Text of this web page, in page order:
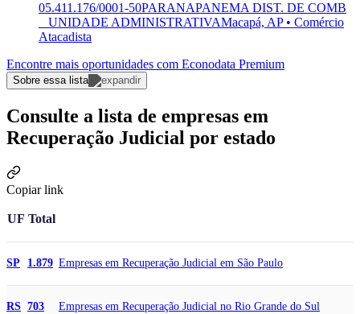
05.411.176/0001-50PARANAPANEMA DIST. DE COMB
_ UNIDADE ADMINISTRATIVAMacapá, AP • Comércio
Atacadista
Encontre mais oportunidades com Econodata Premium
Sobre essa lista
Consulte a lista de empresas em
Recuperação Judicial por estado
Copiar link
UF Total
SP 1.879 Empresas em Recuperação Judicial em São Paulo
RS 703 Empresas em Recuperação Judicial no Rio Grande do Sul